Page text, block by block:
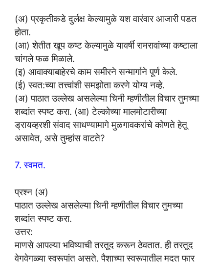
(अ) प्रकृतीकडे दुर्लक्ष केल्यामुळे यश वारंवार आजारी पडत
होता.
(आ) शेतीत खूप कष्ट केल्यामुळे यावर्षी रामरावांच्या कष्टाला
चांगले फळ मिळाले.
(इ) आवाक्याबाहेरचे काम समीरने सन्मार्गाने पूर्ण केले.
(ई) स्वत:च्या तत्त्वांशी समझोता करणे योग्य नव्हे.
(अ) पाठात उल्लेख असलेल्या चिनी म्हणीतील विचार तुमच्या
शब्दांत स्पष्ट करा. (आ) टेल्कोच्या मालमोटारीच्या
ड्रायव्हरशी संवाद साधण्यामागे मुळगावकरांचे कोणते हेतू
असावेत, असे तुम्हांस वाटते?
7. स्वमत.
प्रश्न (अ)
पाठात उल्लेख असलेल्या चिनी म्हणीतील विचार तुमच्या
शब्दांत स्पष्ट करा.
उत्तर:
माणसे आपल्या भविष्याची तरतूद करून ठेवतात. ही तरतूद
वेगवेगळ्या स्वरूपांत असते. पैशाच्या स्वरूपातील मदत फार